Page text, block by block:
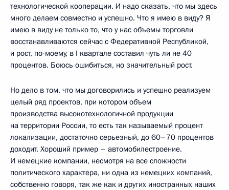
технологической кооперации. И надо сказать, что мы здесь
много делаем совместно и успешно. Что я имею в виду? Я
имею в виду не только то, что у нас объемы торговли
восстанавливаются сейчас с Федеративной Республикой,
и рост, по-моему, в I квартале составил чуть ли не 40
процентов. Боюсь ошибиться, но значительный рост.
Но дело в том, что мы договорились и успешно реализуем
целый ряд проектов, при котором объем
производства высокотехнологичной продукции
на территории России, то есть так называемый процент
локализации, достаточно серьезный, до 60–70 процентов
доходит. Хороший пример – автомобилестроение.
И немецкие компании, несмотря на все сложности
политического характера, ни одна из немецких компаний,
собственно говоря, так же как и других иностранных наших